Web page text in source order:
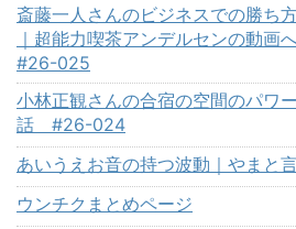
斎藤一人さんのビジネスでの勝ち
｜超能力喫茶アンデルセンの動画
#26-025
小林正観さんの合宿の空間のパワ
話 #26-024
あいうえお音の持つ波動｜やま
ウンチクまとめページ